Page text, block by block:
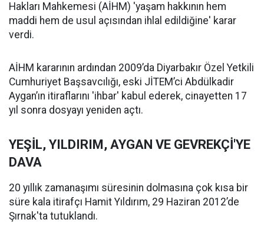
Hakları Mahkemesi (AİHM) 'yaşam hakkının hem
maddi hem de usul açısından ihlal edildiğine' karar
verdi.
AİHM kararının ardından 2009’da Diyarbakır Özel Yetkili
Cumhuriyet Başsavcılığı, eski JİTEM’ci Abdülkadir
Aygan’ın itiraflarını 'ihbar' kabul ederek, cinayetten 17
yıl sonra dosyayı yeniden açtı.
YEŞİL, YILDIRIM, AYGAN VE GEVREKÇİ'YE
DAVA
20 yıllık zamanaşımı süresinin dolmasına çok kısa bir
süre kala itirafçı Hamit Yıldırım, 29 Haziran 2012’de
Şırnak'ta tutuklandı.